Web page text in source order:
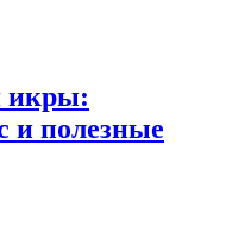
икры:
и полезные